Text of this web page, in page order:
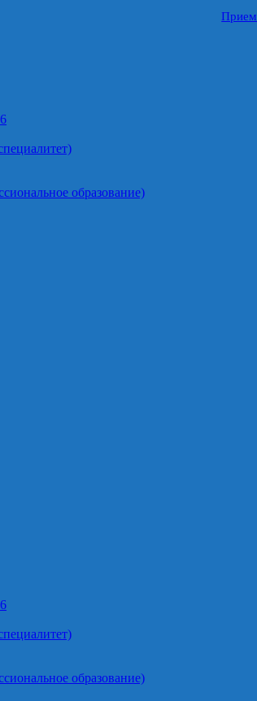
образование)
образование)